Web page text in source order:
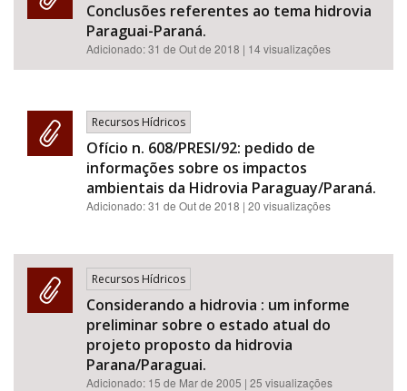
Conclusões referentes ao tema hidrovia
Paraguai-Paraná.
Adicionado:31 de Out de 2018 | 14 visualizações
Recursos Hídricos
Ofício n. 608/PRESI/92: pedido de
informações sobre os impactos
ambientais da Hidrovia Paraguay/Paraná.
Adicionado:31 de Out de 2018 | 20 visualizações
Recursos Hídricos
Considerando a hidrovia : um informe
preliminar sobre o estado atual do
projeto proposto da hidrovia
Parana/Paraguai.
Adicionado: 15 de Mar de 2005 | 25 visualizações